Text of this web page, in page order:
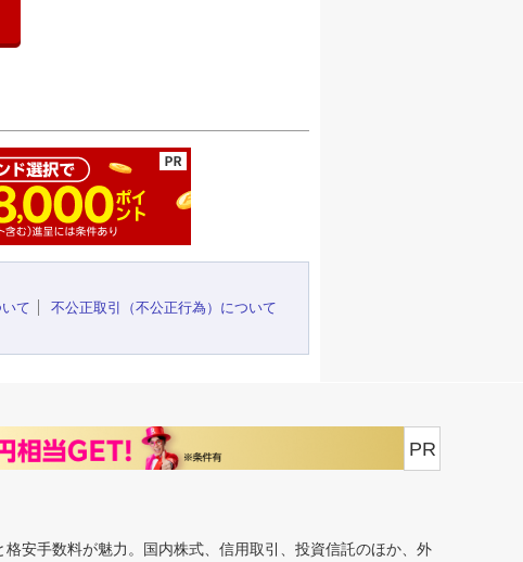
て
不公正取引（不公正行為）について
PR
安手数料が魅力。国内株式、信用取引、投資信託のほか、外